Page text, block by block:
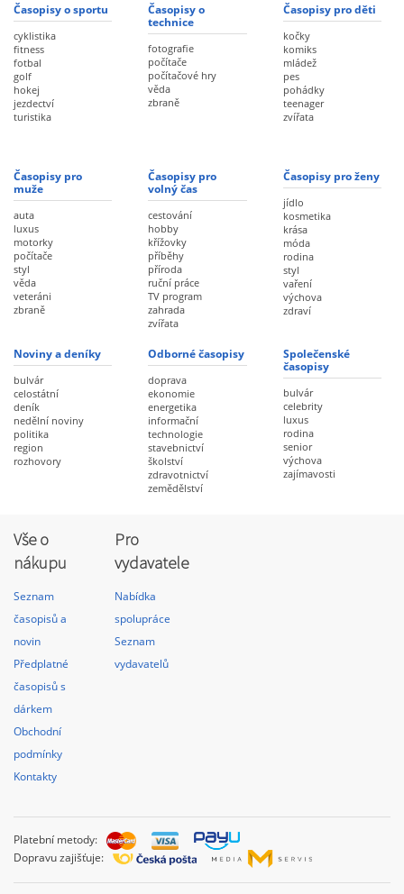
Časopisy o sportu
cyklistika
fitness
fotbal
golf
hokej
jezdectví
turistika
Časopisy o
technice
fotografie
počítače
počítačové hry
věda
zbraně
Časopisy pro děti
kočky
komiks
mládež
pes
pohádky
teenager
zvířata
Časopisy pro
muže
auta
luxus
motorky
počítače
styl
věda
veteráni
zbraně
Časopisy pro
volný čas
cestování
hobby
křížovky
příběhy
příroda
ruční práce
TV program
zahrada
zvířata
Časopisy pro ženy
jídlo
kosmetika
krása
móda
rodina
styl
vaření
výchova
zdraví
Noviny a deníky
bulvár
celostátní
deník
nedělní noviny
politika
region
rozhovory
Odborné časopisy
doprava
ekonomie
energetika
informační
technologie
stavebnictví
školství
zdravotnictví
zemědělství
Společenské
časopisy
bulvár
celebrity
luxus
rodina
senior
výchova
zajímavosti
Vše o
nákupu
Seznam
časopisů a
novin
Předplatné
časopisů s
dárkem
Obchodní
podmínky
Kontakty
Pro
vydavatele
Nabídka
spolupráce
Seznam
vydavatelů
Platební metody:
Dopravu zajišťuje: